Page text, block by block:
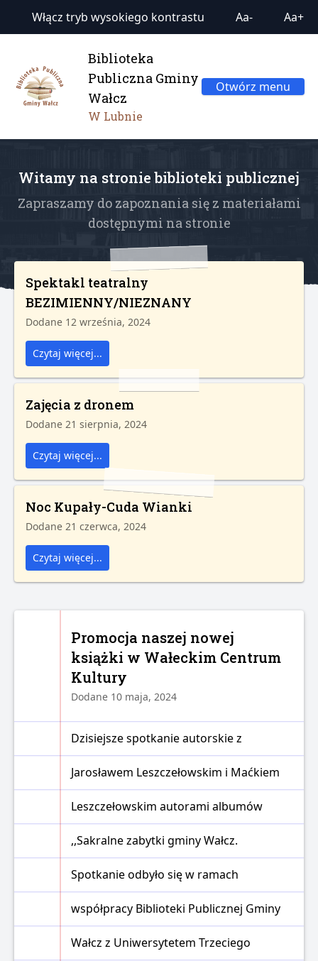
Włącz tryb wysokiego kontrastu Aa- Aa+
Biblioteka
Publiczna Gminy
Wałcz
W Lubnie
Otwórz menu
Witamy na stronie biblioteki publicznej
Zapraszamy do zapoznania się z materiałami
dostępnymi na stronie
Spektakl teatralny
BEZIMIENNY/NIEZNANY
Dodane 12 września, 2024
Czytaj więcej...
Zajęcia z dronem
Dodane 21 sierpnia, 2024
Czytaj więcej...
Noc Kupały-Cuda Wianki
Dodane 21 czerwca, 2024
Czytaj więcej...
Promocja naszej nowej
książki w Wałeckim Centrum
Kultury
Dodane 10 maja, 2024
Dzisiejsze spotkanie autorskie z
Jarosławem Leszczełowskim i Maćkiem
Leszczełowskim autorami albumów
,,Sakralne zabytki gminy Wałcz.
Spotkanie odbyło się w ramach
współpracy Biblioteki Publicznej Gminy
Wałcz z Uniwersytetem Trzeciego